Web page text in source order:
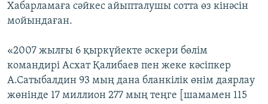
Хабарламаға сәйкес айыпталушы сотта өз кінәсін
мойындаған.
«2007 жылғы 6 қыркүйекте әскери бөлім
командирі Асхат Қалибаев пен жеке кәсіпкер
А.Сатыбалдин 93 мың дана бланкілік өнім даярлау
жөнінде 17 миллион 277 мың теңге [шамамен 115